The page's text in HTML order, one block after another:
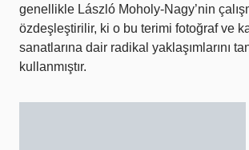
genellikle László Moholy-Nagy’nin
özdeşleştirilir, ki o bu terimi fotoğraf ve
sanatlarına dair radikal yaklaşımlarını
kullanmıştır.